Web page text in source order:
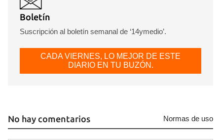
Boletín
Suscripción al boletín semanal de ‘14ymedio’.
CADA VIERNES, LO MEJOR DE ESTE
DIARIO EN TU BUZÓN.
No hay comentarios Normas de uso